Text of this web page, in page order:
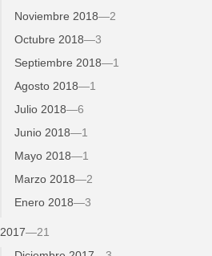
Noviembre 2018—2
Octubre 2018—3
Septiembre 2018—1
Agosto 2018—1
Julio 2018—6
Junio 2018—1
Mayo 2018—1
Marzo 2018—2
Enero 2018—3
2017—21